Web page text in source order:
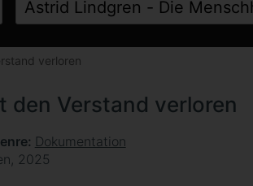
verloren
den Verstand verloren
Dokumentation
2025